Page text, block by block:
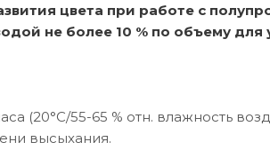
цвета при работе с
не более 10 % по объему
(20°C/55-65 % отн. влажность
высыхания.